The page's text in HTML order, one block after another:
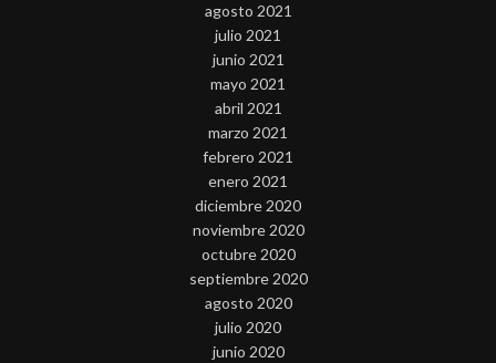
agosto 2021
julio 2021
junio 2021
mayo 2021
abril 2021
marzo 2021
febrero 2021
enero 2021
diciembre 2020
noviembre 2020
octubre 2020
septiembre 2020
agosto 2020
julio 2020
junio 2020